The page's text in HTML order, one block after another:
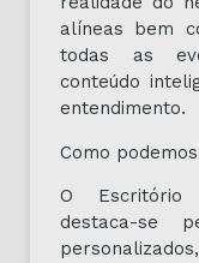
alíneas bem
todas as
conteúdo
entendimento.
Como
O Escritório
destaca-se